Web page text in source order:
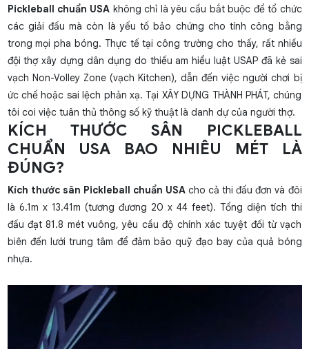
Pickleball chuẩn USA không chỉ là yêu cầu bắt buộc để tổ chức
các giải đấu mà còn là yếu tố bảo chứng cho tính công bằng
trong mọi pha bóng. Thực tế tại công trường cho thấy, rất nhiều
đội thợ xây dựng dân dụng do thiếu am hiểu luật USAP đã kẻ sai
vạch Non-Volley Zone (vạch Kitchen), dẫn đến việc người chơi bị
ức chế hoặc sai lệch phản xạ. Tại XÂY DỰNG THÀNH PHÁT, chúng
tôi coi việc tuân thủ thông số kỹ thuật là danh dự của người thợ.
KÍCH THƯỚC SÂN PICKLEBALL
CHUẨN USA BAO NHIÊU MÉT LÀ
ĐÚNG?
Kích thước sân Pickleball chuẩn USAcho cả thi đấu đơn và đôi
là 6.1m x 13.41m (tương đương 20 x 44 feet). Tổng diện tích thi
đấu đạt 81.8 mét vuông, yêu cầu độ chính xác tuyệt đối từ vạch
biên đến lưới trung tâm để đảm bảo quỹ đạo bay của quả bóng
nhựa.